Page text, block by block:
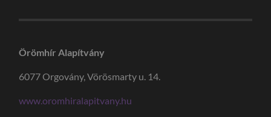
Örömhír Alapítvány
6077 Orgovány, Vörösmarty u. 14.
www.oromhiralapitvany.hu